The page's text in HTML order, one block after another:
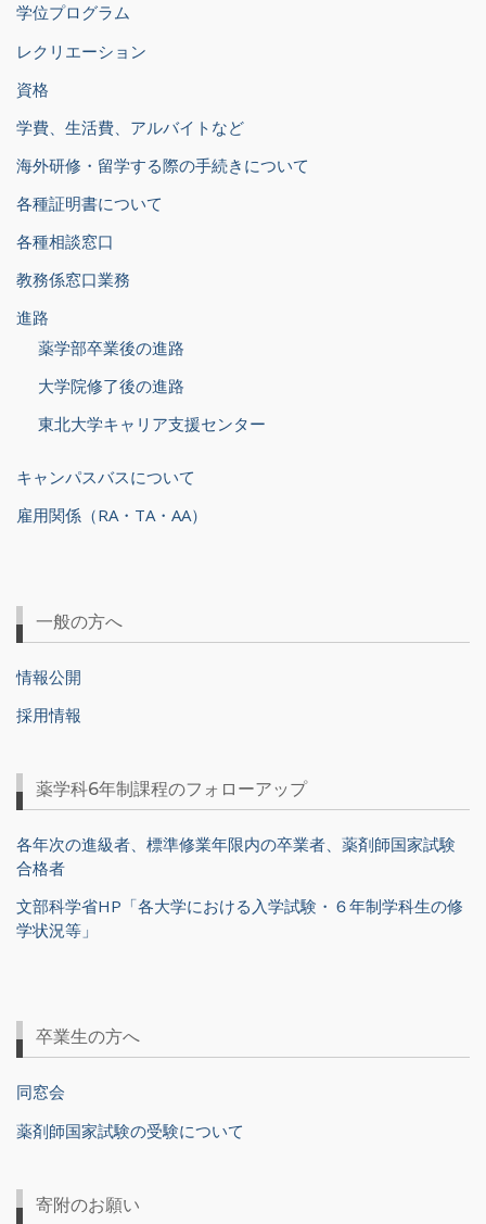
学位プログラム
レクリエーション
資格
学費、生活費、アルバイトなど
海外研修・留学する際の手続きについて
各種証明書について
各種相談窓口
教務係窓口業務
進路
薬学部卒業後の進路
大学院修了後の進路
東北大学キャリア支援センター
キャンパスバスについて
雇用関係（RA・TA・AA）
一般の方へ
情報公開
採用情報
薬学科6年制課程のフォローアップ
各年次の進級者、標準修業年限内の卒業者、薬剤師国家試験
合格者
文部科学省HP「各大学における入学試験・６年制学科生の修
学状況等」
卒業生の方へ
同窓会
薬剤師国家試験の受験について
寄附のお願い